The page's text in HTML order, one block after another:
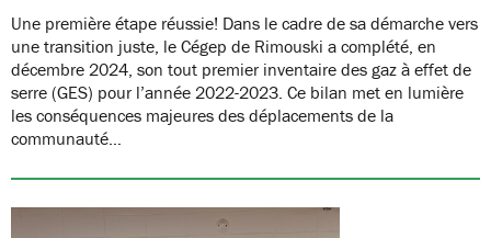
Une première étape réussie! Dans le cadre de sa démarche vers
une transition juste, le Cégep de Rimouski a complété, en
décembre 2024, son tout premier inventaire des gaz à effet de
serre (GES) pour l’année 2022-2023. Ce bilan met en lumière
les conséquences majeures des déplacements de la
communauté…